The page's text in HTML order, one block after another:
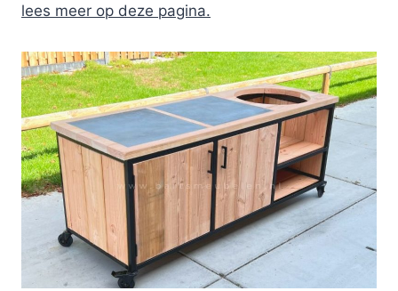
lees meer op deze pagina.